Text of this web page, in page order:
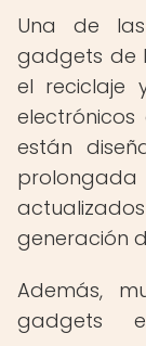
Una de
gadgets de
el reciclaje
están
generación
Además,
gadgets